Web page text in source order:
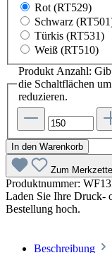
Rot (RT529)
Schwarz
Türkis (RT531)
Weiß (RT510)
Produkt Anzahl: Gib
die Schaltflächen
reduzieren.
In den Warenkorb
Zum
Produktnummer:
Laden Sie Ihre Druck-
Bestellung hoch.
Beschreibung